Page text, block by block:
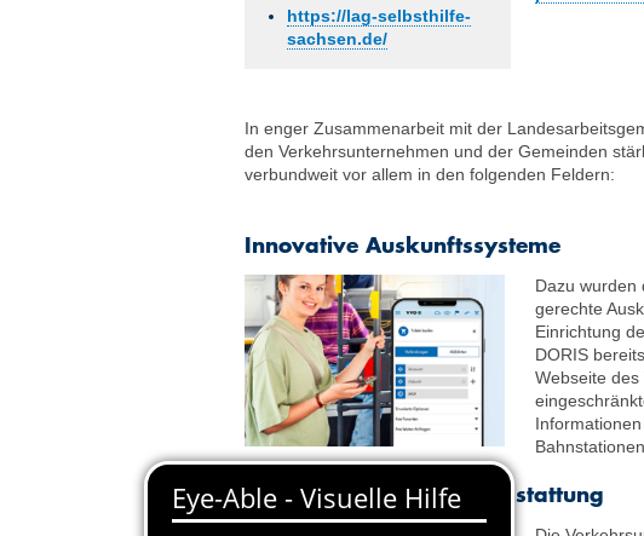
https://lag-selbsthilfe-
sachsen.de/
In enger Zusammenarbeit mit der
den Verkehrs­unternehmen und der Gemeinden
verbundweit vor allem in den folgenden Feldern:
Innovative Auskunftssysteme
Dazu
gerechte
Einrichtung
DORIS
Webseite
Bahnstationen.
Verbesserte Fahrzeugausstattung